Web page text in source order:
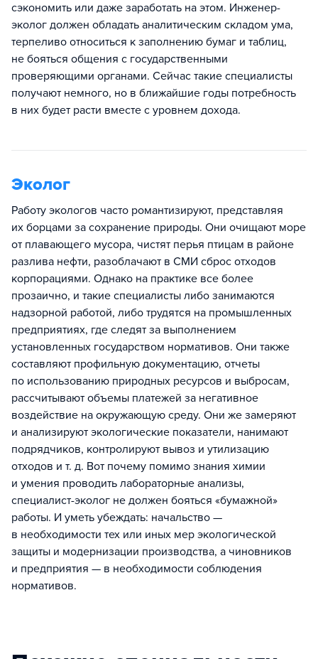
сэкономить или даже заработать на этом. Инженер-
эколог должен обладать аналитическим складом ума,
терпеливо относиться к заполнению бумаг и таблиц,
не бояться общения с государственными
проверяющими органами. Сейчас такие специалисты
получают немного, но в ближайшие годы потребность
в них будет расти вместе с уровнем дохода.
Эколог
Работу экологов часто романтизируют, представляя
их борцами за сохранение природы. Они очищают море
от плавающего мусора, чистят перья птицам в районе
разлива нефти, разоблачают в СМИ сброс отходов
корпорациями. Однако на практике все более
прозаично, и такие специалисты либо занимаются
надзорной работой, либо трудятся на промышленных
предприятиях, где следят за выполнением
установленных государством нормативов. Они также
составляют профильную документацию, отчеты
по использованию природных ресурсов и выбросам,
рассчитывают объемы платежей за негативное
воздействие на окружающую среду. Они же замеряют
и анализируют экологические показатели, нанимают
подрядчиков, контролируют вывоз и утилизацию
отходов и т. д. Вот почему помимо знания химии
и умения проводить лабораторные анализы,
специалист-эколог не должен бояться «бумажной»
работы. И уметь убеждать: начальство —
в необходимости тех или иных мер экологической
защиты и модернизации производства, а чиновников
и предприятия — в необходимости соблюдения
нормативов.